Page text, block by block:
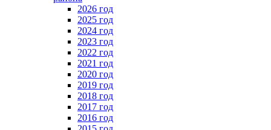
2026 год
2025 год
2024 год
2023 год
2022 год
2021 год
2020 год
2019 год
2018 год
2017 год
2016 год